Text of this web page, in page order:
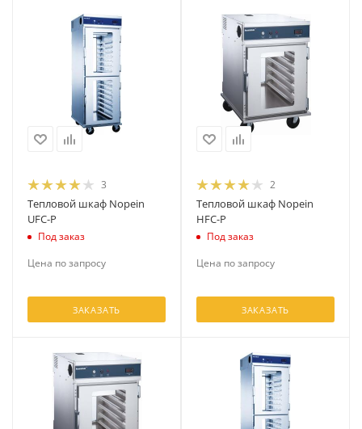
3
Тепловой шкаф Nopein
UFC-P
Под заказ
Цена по запросу
ЗАКАЗАТЬ
2
Тепловой шкаф Nopein
HFC-P
Под заказ
Цена по запросу
ЗАКАЗАТЬ